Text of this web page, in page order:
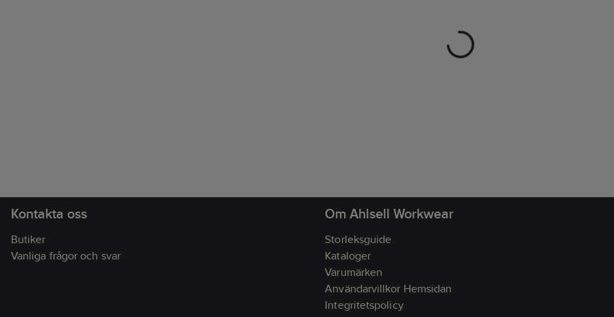
Kontakta oss
Butiker
Vanliga frågor och svar
Om Ahlsell Workwear
Storleksguide
Kataloger
Varumärken
Användarvillkor Hemsidan
Integritetspolicy